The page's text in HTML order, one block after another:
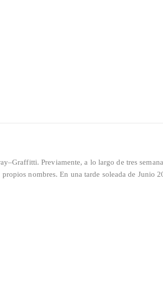
Previamente, a lo largo de tres
nombres. En una tarde soleada de Junio